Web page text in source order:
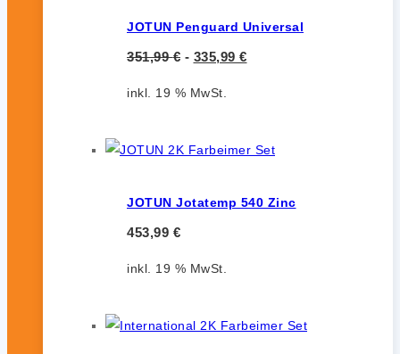
JOTUN Penguard Universal
351,99€ - 335,99 €
inkl. 19 % MwSt.
JOTUN Jotatemp 540 Zinc
453,99 €
inkl. 19 % MwSt.